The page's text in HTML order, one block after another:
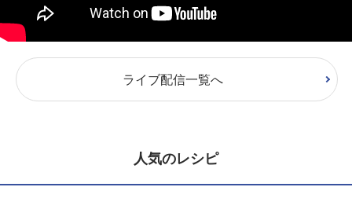
ライブ配信一覧へ
人気のレシピ